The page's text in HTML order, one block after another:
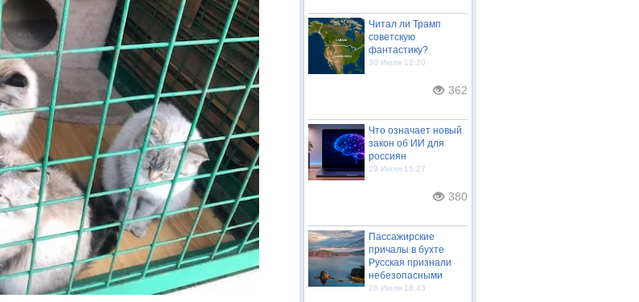
Читал ли Трамп
советскую
фантастику?
30 Июля 12:20
362
Что означает новый
закон об ИИ для
россиян
29 Июля 15:27
380
Пассажирские
причалы в бухте
Русская признали
небезопасными
28 Июля 18:43